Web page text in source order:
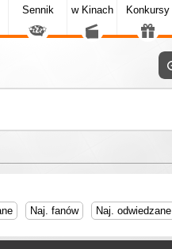
Sennik w Kinach Konkursy
Naj. fanów Naj. odwiedzane